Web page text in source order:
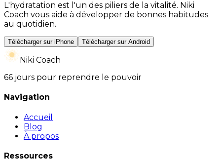
L'hydratation est l'un des piliers de la vitalité. Niki
Coach vous aide à développer de bonnes habitudes
au quotidien.
Télécharger sur iPhone Télécharger sur Android
Niki Coach
66 jours pour reprendre le pouvoir
Navigation
Accueil
Blog
À propos
Ressources